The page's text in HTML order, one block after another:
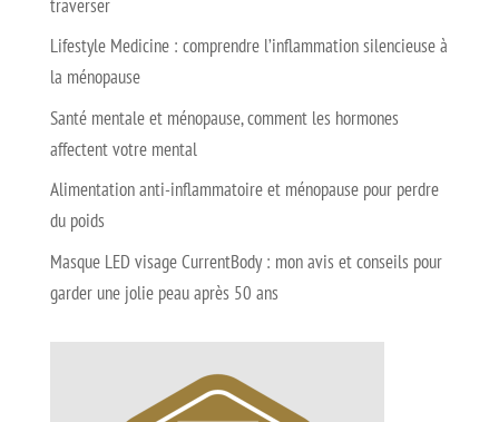
traverser
Lifestyle Medicine : comprendre l’inflammation silencieuse à
la ménopause
Santé mentale et ménopause, comment les hormones
affectent votre mental
Alimentation anti-inflammatoire et ménopause pour perdre
du poids
Masque LED visage CurrentBody : mon avis et conseils pour
garder une jolie peau après 50 ans